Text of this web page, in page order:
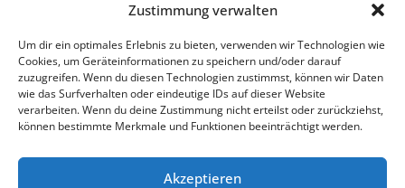
Zustimmung verwalten
Um dir ein optimales Erlebnis zu bieten, verwenden wir Technologien wie
Cookies, um Geräteinformationen zu speichern und/oder darauf
zuzugreifen. Wenn du diesen Technologien zustimmst, können wir Daten
wie das Surfverhalten oder eindeutige IDs auf dieser Website
verarbeiten. Wenn du deine Zustimmung nicht erteilst oder zurückziehst,
können bestimmte Merkmale und Funktionen beeinträchtigt werden.
Akzeptieren
Weitere Rundfahrt-
Angebote